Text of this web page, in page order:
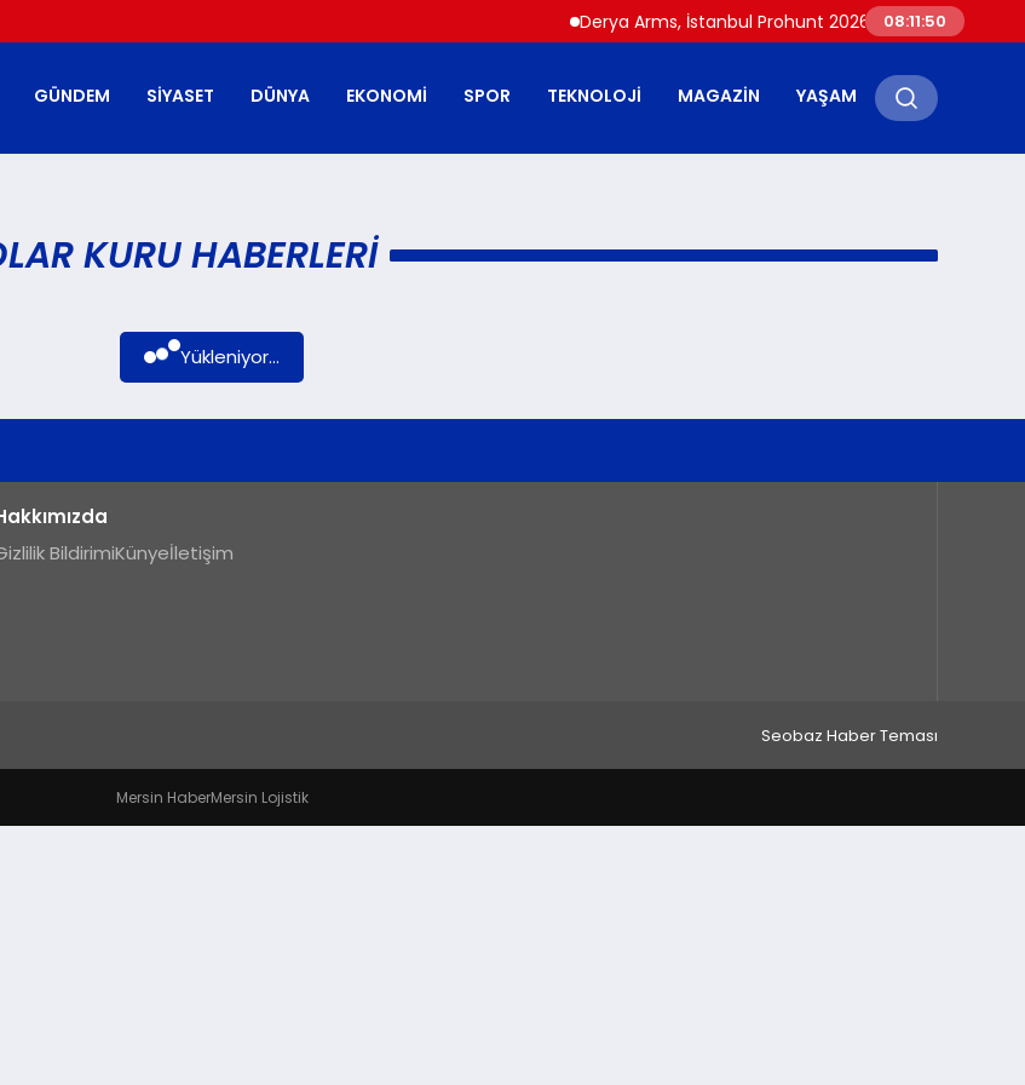
Derya Arms, İstanbul Prohunt 2026’da yeni nesil
08:11:50
GÜNDEM SIYASET DÜNYA EKONOMI SPOR TEKNOLOJI MAGAZIN YAŞAM
KURU HABERLERI
Yükleniyor...
BildirimiKünyeİletişim
Seobaz Haber Teması
Mersin HaberMersin Lojistik